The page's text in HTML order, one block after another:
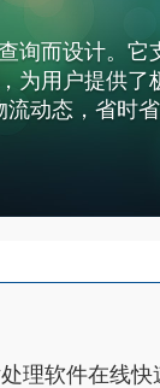
询而设计。
为用户提供
动态，省时
理软件在线